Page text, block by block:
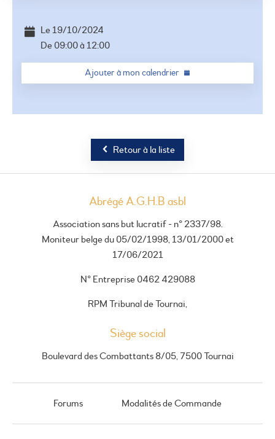
Le 19/10/2024
De 09:00à 12:00
Ajouter à mon calendrier
Retour à la liste
Abrégé A.G.H.B asbl
Association sans but lucratif - n° 2337/98.
Moniteur belge du 05/02/1998, 13/01/2000 et
17/06/2021
N° Entreprise 0462 429088
RPM Tribunal de Tournai,
Siège social
Boulevard des Combattants 8/05, 7500 Tournai
Forums Modalités de Commande